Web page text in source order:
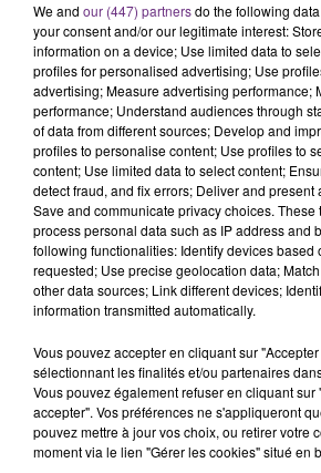
5 août 2026
UN FEU DE REMORQUE
CIRCULATION DANS LES
Un feu de remorque s'est
fin de matinée sur l'A34.
5 août 2026
VENEZ FÊTER CE WEEK-END
We and our (447) partnersdo the following
your consent and/or our legitimate interest:
information on a device; Use limited data to
profiles for personalised advertising; Use
advertising; Measure advertising performance;
performance; Understand audiences through
of data from different sources; Develop and
profiles to personalise content; Use profiles to
content; Use limited data to select content;
detect fraud, and fix errors; Deliver and
Save and communicate privacy choices.
process personal data such as IP address and
following functionalities: Identify devices based
requested; Use precise geolocation data;
other data sources; Link different devices;
information transmitted automatically.
Vous pouvez accepter en cliquant sur
sélectionnant les finalités et/ou partenaires
Vous pouvez également refuser en cliquant sur
accepter". Vos préférences ne s'appliqueront
pouvez mettre à jour vos choix, ou retirer votre
moment via le lien "Gérer les cookies" situé en